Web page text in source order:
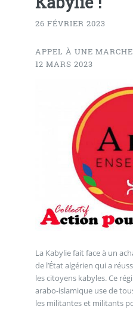
26 FÉVRIER 2023
APPEL À UNE
12 MARS 2023
La Kabylie fait face à un
de l’État algérien qui a
les citoyens kabyles. Ce
arabo-islamique use de
les militantes et militants